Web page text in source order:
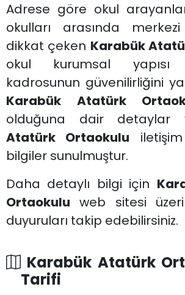
Adrese göre okul
okulları arasında
dikkat çeken Karabük
okul kurumsal
kadrosunun güvenilirliğini
Karabük Atatürk
olduğuna dair detaylar
Atatürk Ortaokulu
bilgiler sunulmuştur.
Daha detaylı bilgi için
Ortaokulu web sitesi
duyuruları takip edebilirsiniz.
Karabük Atatürk
Tarifi